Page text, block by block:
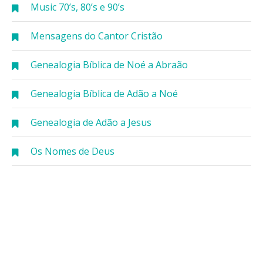
Music 70’s, 80’s e 90’s
Mensagens do Cantor Cristão
Genealogia Bíblica de Noé a Abraão
Genealogia Bíblica de Adão a Noé
Genealogia de Adão a Jesus
Os Nomes de Deus